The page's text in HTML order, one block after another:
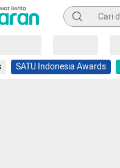
Pencarian
SATU Indonesia Awards